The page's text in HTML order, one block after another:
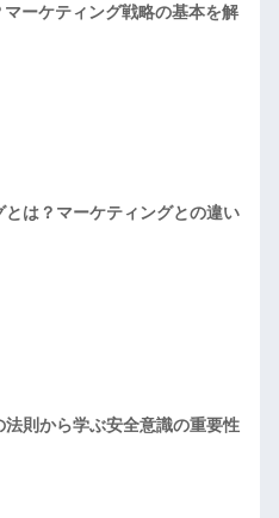
ーケティング戦略の基本を解
とは？マーケティングとの違い
法則から学ぶ安全意識の重要性